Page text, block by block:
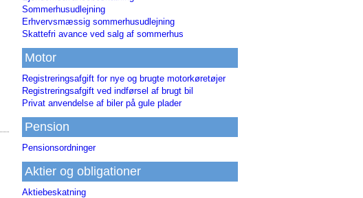
Sommerhusudlejning
Erhvervsmæssig sommerhusudlejning
Skattefri avance ved salg af sommerhus
Motor
Registreringsafgift for nye og brugte motorkøretøjer
Registreringsafgift ved indførsel af brugt bil
Privat anvendelse af biler på gule plader
Pension
Pensionsordninger
Aktier og obligationer
Aktiebeskatning